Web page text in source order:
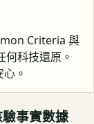
Criteria 與
何科技還原。
心。
事實數據